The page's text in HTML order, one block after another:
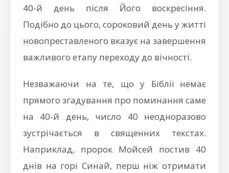
40-й день після Його воскресіння.
Подібно до цього, сороковий день у житті
новопреставленого вказує на завершення
важливого етапу переходу до вічності.
Незважаючи на те, що у Біблії немає
прямого згадування про поминання саме
на 40-й день, число 40 неодноразово
зустрічається в священних текстах.
Наприклад, пророк Мойсей постив 40
днів на горі Синай, перш ніж отримати